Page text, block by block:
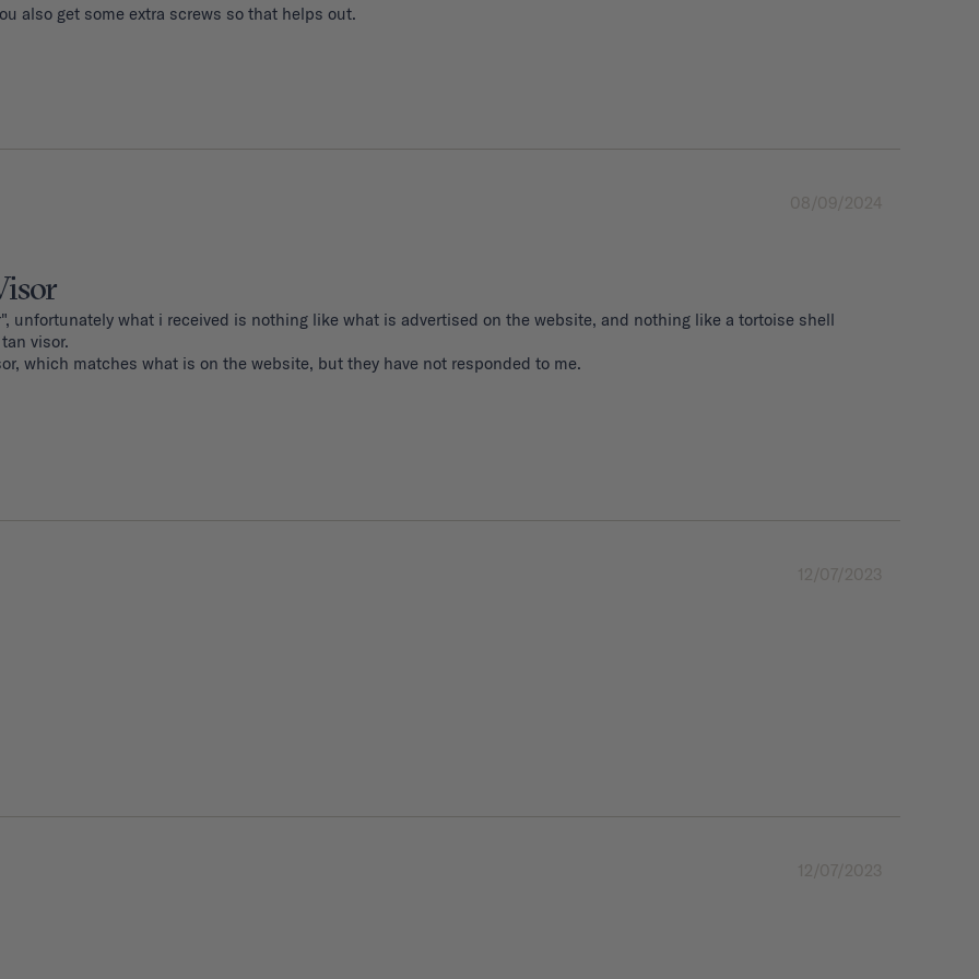
also get some extra screws so that helps out.
08/09/2024
unfortunately what i received is nothing like what is advertised on the website, and nothing like a tortoise shell
visor.
which matches what is on the website, but they have not responded to me.
12/07/2023
12/07/2023